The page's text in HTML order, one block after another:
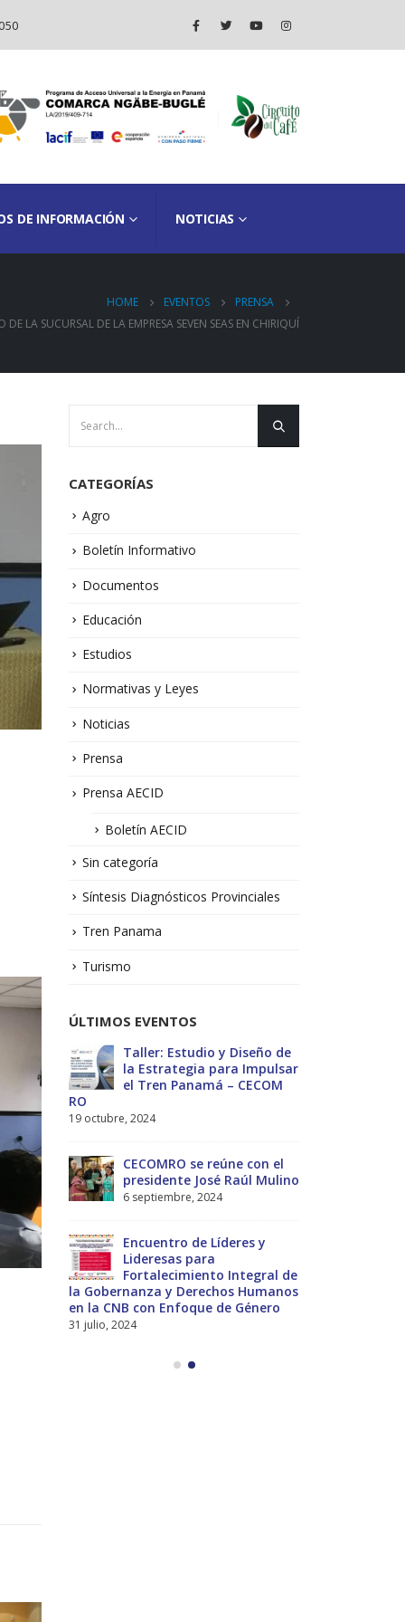
DE INFORMACIÓN NOTICIAS
HOME EVENTOS
PRENSA
LA SUCURSAL DE LA EMPRESA SEVEN SEAS EN CHIRIQUÍ
CATEGORÍAS
Agro
Boletín Informativo
Documentos
Educación
Estudios
Normativas y Leyes
Noticias
Prensa
Prensa AECID
Boletín AECID
Sin categoría
Síntesis Diagnósticos Provinciales
Tren Panama
Turismo
ÚLTIMOS EVENTOS
Taller: Estudio y Diseño de
la Estrategia para Impulsar
el Tren Panamá – CECOM
RO
19 octubre, 2024
CECOMRO se reúne con el
presidente José Raúl Mulino
6 septiembre, 2024
Encuentro de Líderes y
Lideresas para
Fortalecimiento Integral de
la Gobernanza y Derechos Humanos
en la CNB con Enfoque de Género
31 julio, 2024